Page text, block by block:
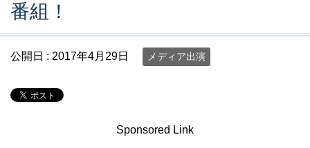
番組！
公開日 : 2017年4月29日 メディア出演
Sponsored Link